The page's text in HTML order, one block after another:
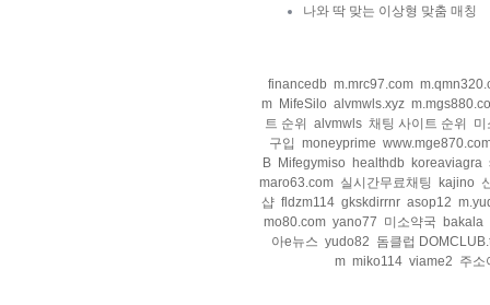
나와 딱 맞는 이상형 맞춤 매칭
financedb m.mrc97.com
m
MifeSilo alvmwls.xyz
트 순위
alvmwls 채팅 사이트 순위
미
구입 moneyprime
B
Mifegymiso healthdb koreaviagra
maro63.com 실시간무료채팅 kajino
샵 fldzm114 gkskdirrnr asop12
mo80.com yano77 미소약국 bakala
아e뉴스 yudo82 돔클럽
m miko114 viame2 주소